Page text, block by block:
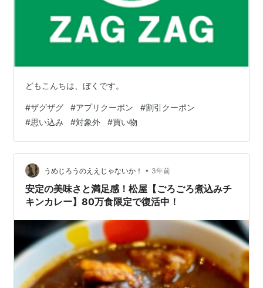
どもこんちは、ぼくです。
#ザグザグ #アプリクーポン #割引クーポン
#思い込み #対象外 #買い物
うめじろうのええじゃないか！ • 3年前
安定の美味さと満足感！松屋【ごろごろ煮込みチ
キンカレー】80万食限定で復活中！